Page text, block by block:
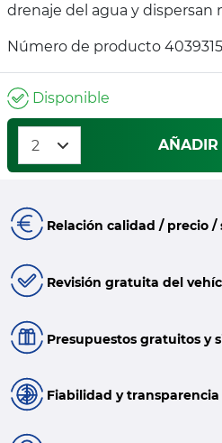
drenaje del agua y dispersan
Número de producto 4039315
Disponible
AÑADIR
Relación calidad / precio /
Revisión gratuita del
Presupuestos gratuitos y
Fiabilidad y transparencia